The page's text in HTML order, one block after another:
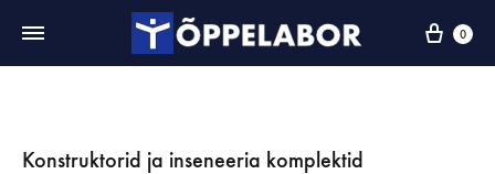
0
Konstruktorid ja inseneeria komplektid